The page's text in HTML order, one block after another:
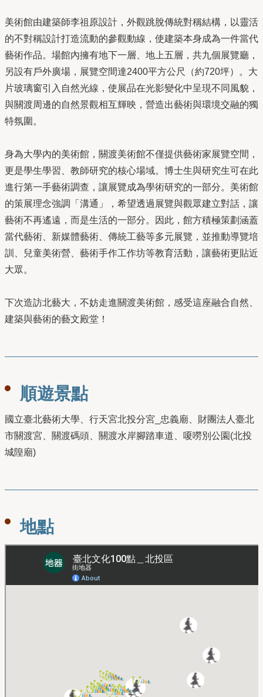
美術館由建築師李祖原設計，外觀跳脫傳統對稱結構，以靈活
的不對稱設計打造流動的參觀動線，使建築本身成為一件當代
藝術作品。場館內擁有地下一層、地上五層，共九個展覽廳，
另設有戶外廣場，展覽空間達2400平方公尺（約720坪）。大
片玻璃窗引入自然光線，使展品在光影變化中呈現不同風貌，
與關渡周邊的自然景觀相互輝映，營造出藝術與環境交融的獨
特氛圍。
身為大學內的美術館，關渡美術館不僅提供藝術家展覽空間，
更是學生學習、教師研究的核心場域。博士生與研究生可在此
進行第一手藝術調查，讓展覽成為學術研究的一部分。美術館
的策展理念強調「溝通」，希望透過展覽與觀眾建立對話，讓
藝術不再遙遠，而是生活的一部分。因此，館方積極策劃涵蓋
當代藝術、新媒體藝術、傳統工藝等多元展覽，並推動導覽培
訓、兒童美術營、藝術手作工作坊等教育活動，讓藝術更貼近
大眾。
下次造訪北藝大，不妨走進關渡美術館，感受這座融合自然、
建築與藝術的藝文殿堂！
順遊景點
國立臺北藝術大學、行天宮北投分宮_忠義廟、財團法人臺北
市關渡宮、關渡碼頭、關渡水岸腳踏車道、嗄嘮別公園(北投
城隍廟)
地點